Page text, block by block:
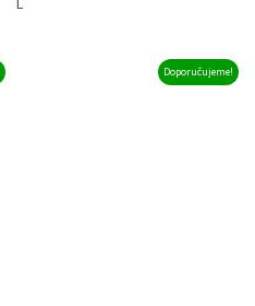
Doporučujeme!